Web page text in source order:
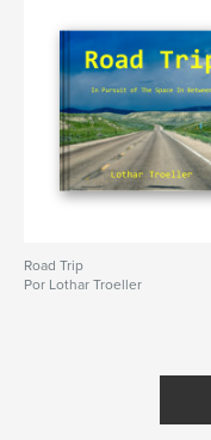
Road Trip
Por Lothar Troeller